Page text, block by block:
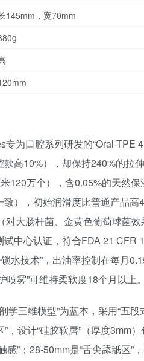
145mm，宽70mm
专为口腔系列研发的“Oral-TPE
高10%），却保持240%的拉
120万个），含0.05%的天然
），初始润滑度比普通产品高
对大肠杆菌、金黄色葡萄球菌
中心认证，符合FDA 21 CFR
水技术”，出油率控制在每月
雾”可维持柔软度18个月以上。
学三维模型”为蓝本，采用“五
，设计“硅胶软唇”（厚度3mm
”；28-50mm是“舌尖舔舐区”